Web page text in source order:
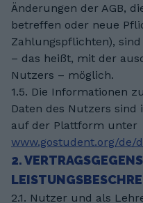
Änderungen der AGB,
betreffen oder neue
Zahlungspflichten),
– das heißt, mit der
Nutzers – möglich.
1.5. Die Informationen
Daten des Nutzers
auf der Plattform unter
www.gostudent.org/de/
2.
2.1. Nutzer und als